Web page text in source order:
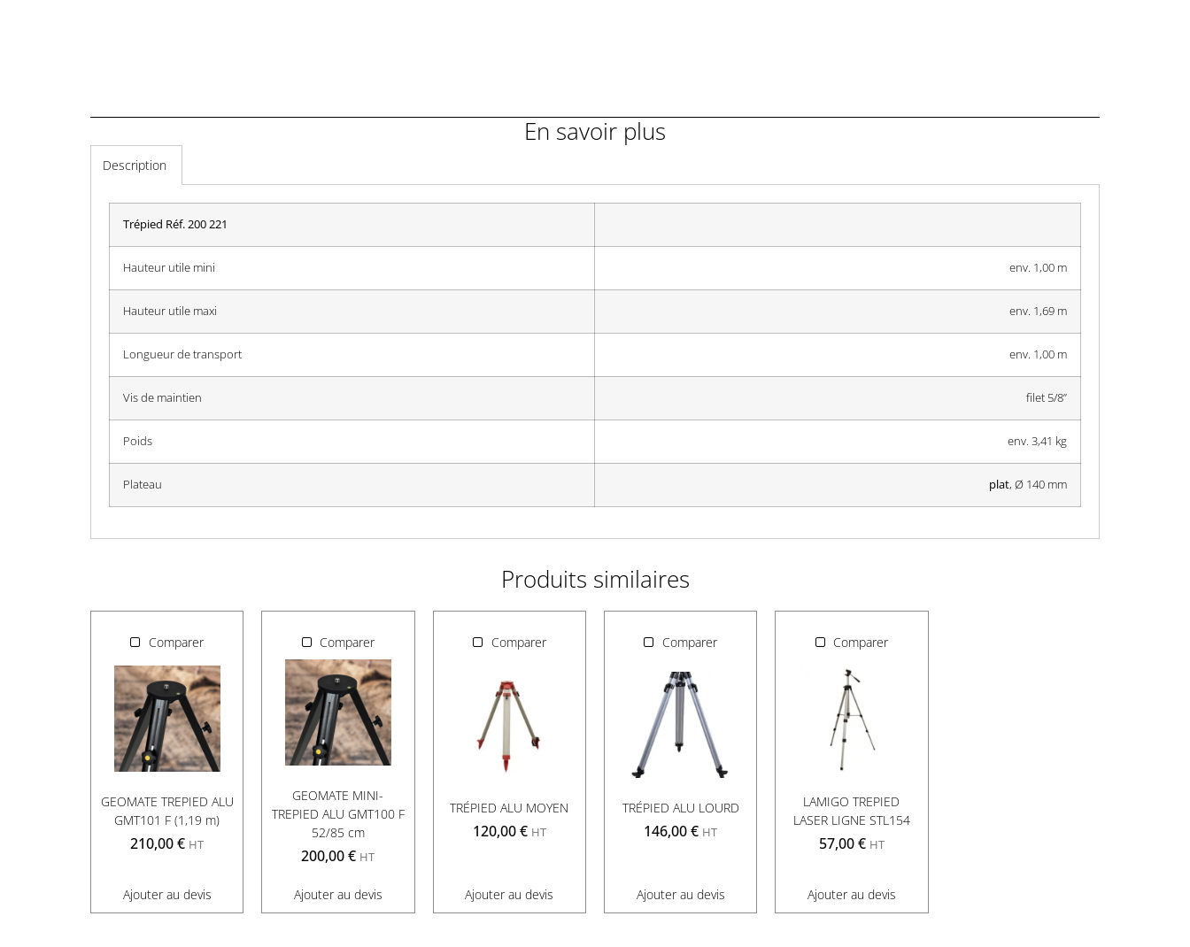
En savoir plus
Description
Trépied Réf. 200 221
Hauteur utile mini env. 1,00 m
Hauteur utile maxi env. 1,69 m
Longueur de transport env. 1,00 m
Vis de maintien filet 5/8’’
Poids env. 3,41 kg
Plateau plat, Ø 140 mm
Produits similaires
Comparer
GEOMATE TREPIED ALU
GMT101 F (1,19 m)
210,00€ HT
Ajouter au devis
Comparer
GEOMATE MINI-
TREPIED ALU GMT100 F
52/85 cm
200,00€ HT
Ajouter au devis
Comparer
TRÉPIED ALU MOYEN
120,00€ HT
Ajouter au devis
Comparer
TRÉPIED ALU LOURD
146,00€ HT
Ajouter au devis
Comparer
LAMIGO TREPIED
LASER LIGNE STL154
57,00€ HT
Ajouter au devis